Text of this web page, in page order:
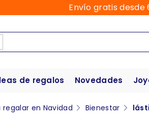
Envío gratis desde
de regalos Novedades
regalar en Navidad Bienestar